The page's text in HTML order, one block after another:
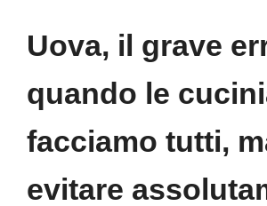
Uova, il grave
quando le
facciamo tutti,
evitare